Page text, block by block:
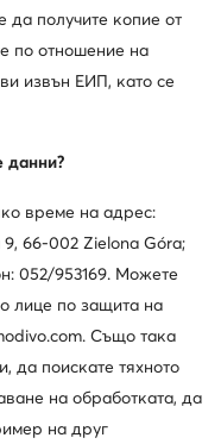
да получите копие от
по отношение на
извън ЕИП, като се
данни?
време на адрес:
9, 66-002 Zielona Góra;
052/953169. Можете
лице по защита на
Също така
да поискате тяхното
на обработката, да
на друг